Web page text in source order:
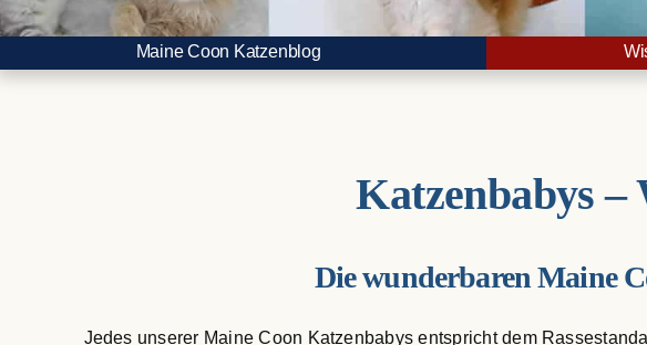
Maine Coon Katzenblog
Katzenbabys
Die wunderbaren Maine
Jedes unserer Maine Coon Katzenbabys entspricht dem